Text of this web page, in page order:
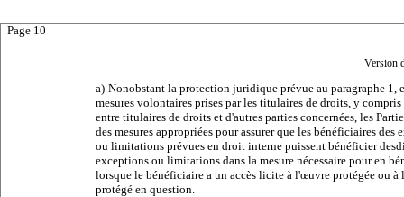
Page 10
Version
a) Nonobstant la protection juridique prévue au paragraphe 1,
mesures volontaires prises par les titulaires de droits, y compris
entre titulaires de droits et d'autres parties concernées, les
des mesures appropriées pour assurer que les bénéficiaires des
ou limitations prévues en droit interne puissent bénéficier
exceptions ou limitations dans la mesure nécessaire pour en
lorsque le bénéficiaire a un accès licite à l'œuvre protégée ou à
protégé en question.